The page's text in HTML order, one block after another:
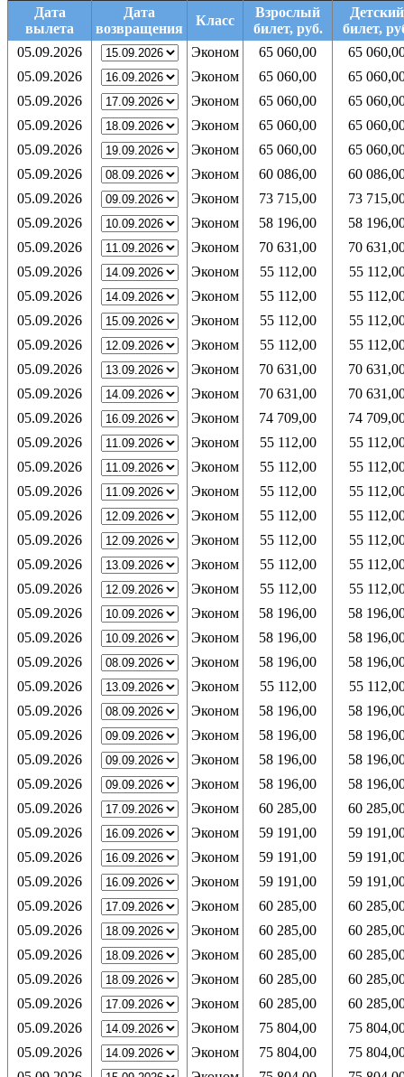
Дата
вылета
Дата
возвращения
Класс
Взрослый
билет, руб.
Детский
билет,
05.09.2026
Эконом 65 060,00
65
05.09.2026
Эконом 65 060,00
65
05.09.2026
Эконом 65 060,00
65
05.09.2026
Эконом 65 060,00
65
05.09.2026
Эконом 65 060,00
65
05.09.2026
Эконом 60 086,00
60
05.09.2026
Эконом 73 715,00
73
05.09.2026
Эконом 58 196,00
58
05.09.2026
Эконом 70 631,00
70
05.09.2026
Эконом 55 112,00
55
05.09.2026
Эконом 55 112,00
55
05.09.2026
Эконом 55 112,00
55
05.09.2026
Эконом 55 112,00
55
05.09.2026
Эконом 70 631,00
70
05.09.2026
Эконом 70 631,00
70
05.09.2026
Эконом 74 709,00
74
05.09.2026
Эконом 55 112,00
55
05.09.2026
Эконом 55 112,00
55
05.09.2026
Эконом 55 112,00
55
05.09.2026
Эконом 55 112,00
55
05.09.2026
Эконом 55 112,00
55
05.09.2026
Эконом 55 112,00
55
05.09.2026
Эконом 55 112,00
55
05.09.2026
Эконом 58 196,00
58
05.09.2026
Эконом 58 196,00
58
05.09.2026
Эконом 58 196,00
58
05.09.2026
Эконом 55 112,00
55
05.09.2026
Эконом 58 196,00
58
05.09.2026
Эконом 58 196,00
58
05.09.2026
Эконом 58 196,00
58
05.09.2026
Эконом 58 196,00
58
05.09.2026
Эконом 60 285,00
60
05.09.2026
Эконом 59 191,00
59
05.09.2026
Эконом 59 191,00
59
05.09.2026
Эконом 59 191,00
59
05.09.2026
Эконом 60 285,00
60
05.09.2026
Эконом 60 285,00
60
05.09.2026
Эконом 60 285,00
60
05.09.2026
Эконом 60 285,00
60
05.09.2026
Эконом 60 285,00
60
05.09.2026
Эконом 75 804,00
75
05.09.2026
Эконом 75 804,00
75